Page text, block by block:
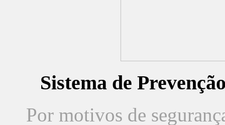
Sistema de
Por motivos de